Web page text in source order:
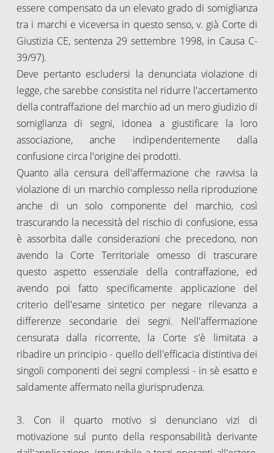
essere compensato da un elevato grado di somiglianza
tra i marchi e viceversa in questo senso, v. già Corte di
Giustizia CE, sentenza 29 settembre 1998, in Causa C-
39/97).
Deve pertanto escludersi la denunciata violazione di
legge, che sarebbe consistita nel ridurre l'accertamento
della contraffazione del marchio ad un mero giudizio di
somiglianza di segni, idonea a giustificare la loro
associazione, anche indipendentemente dalla
confusione circa l'origine dei prodotti.
Quanto alla censura dell'affermazione che ravvisa la
violazione di un marchio complesso nella riproduzione
anche di un solo componente del marchio, così
trascurando la necessità del rischio di confusione, essa
è assorbita dalle considerazioni che precedono, non
avendo la Corte Territoriale omesso di trascurare
questo aspetto essenziale della contraffazione, ed
avendo poi fatto specificamente applicazione del
criterio dell'esame sintetico per negare rilevanza a
differenze secondarie dei segni. Nell'affermazione
censurata dalla ricorrente, la Corte s'è limitata a
ribadire un principio - quello dell'efficacia distintiva dei
singoli componenti dei segni complessi - in sè esatto e
saldamente affermato nella giurisprudenza.
3. Con il quarto motivo si denunciano vizi di
motivazione sul punto della responsabilità derivante